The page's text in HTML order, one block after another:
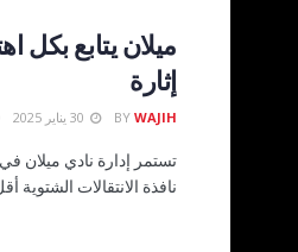
ميلان يتابع بكل
إثارة
BY WAJIH
تستمر إدارة نادي ميلان
نافذة الانتقالات الشتوية